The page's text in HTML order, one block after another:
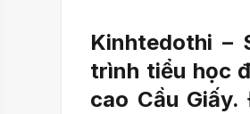
Kinhtedothi –
trình tiểu học
cao Cầu